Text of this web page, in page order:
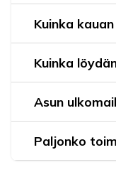
Kuinka
Kuinka
Asun
Paljonko